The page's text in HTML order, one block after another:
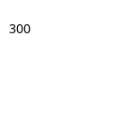
300